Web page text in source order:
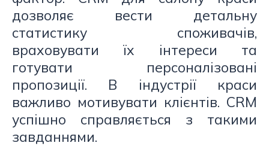
дозволяє вести детальну
статистику споживачів,
враховувати їх інтереси та
готувати персоналізовані
пропозиції. В індустрії краси
важливо мотивувати клієнтів. CRM
успішно справляється з такими
завданнями.